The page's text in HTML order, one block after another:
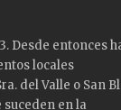
Desde entonces
locales
del Valle o San
suceden en la